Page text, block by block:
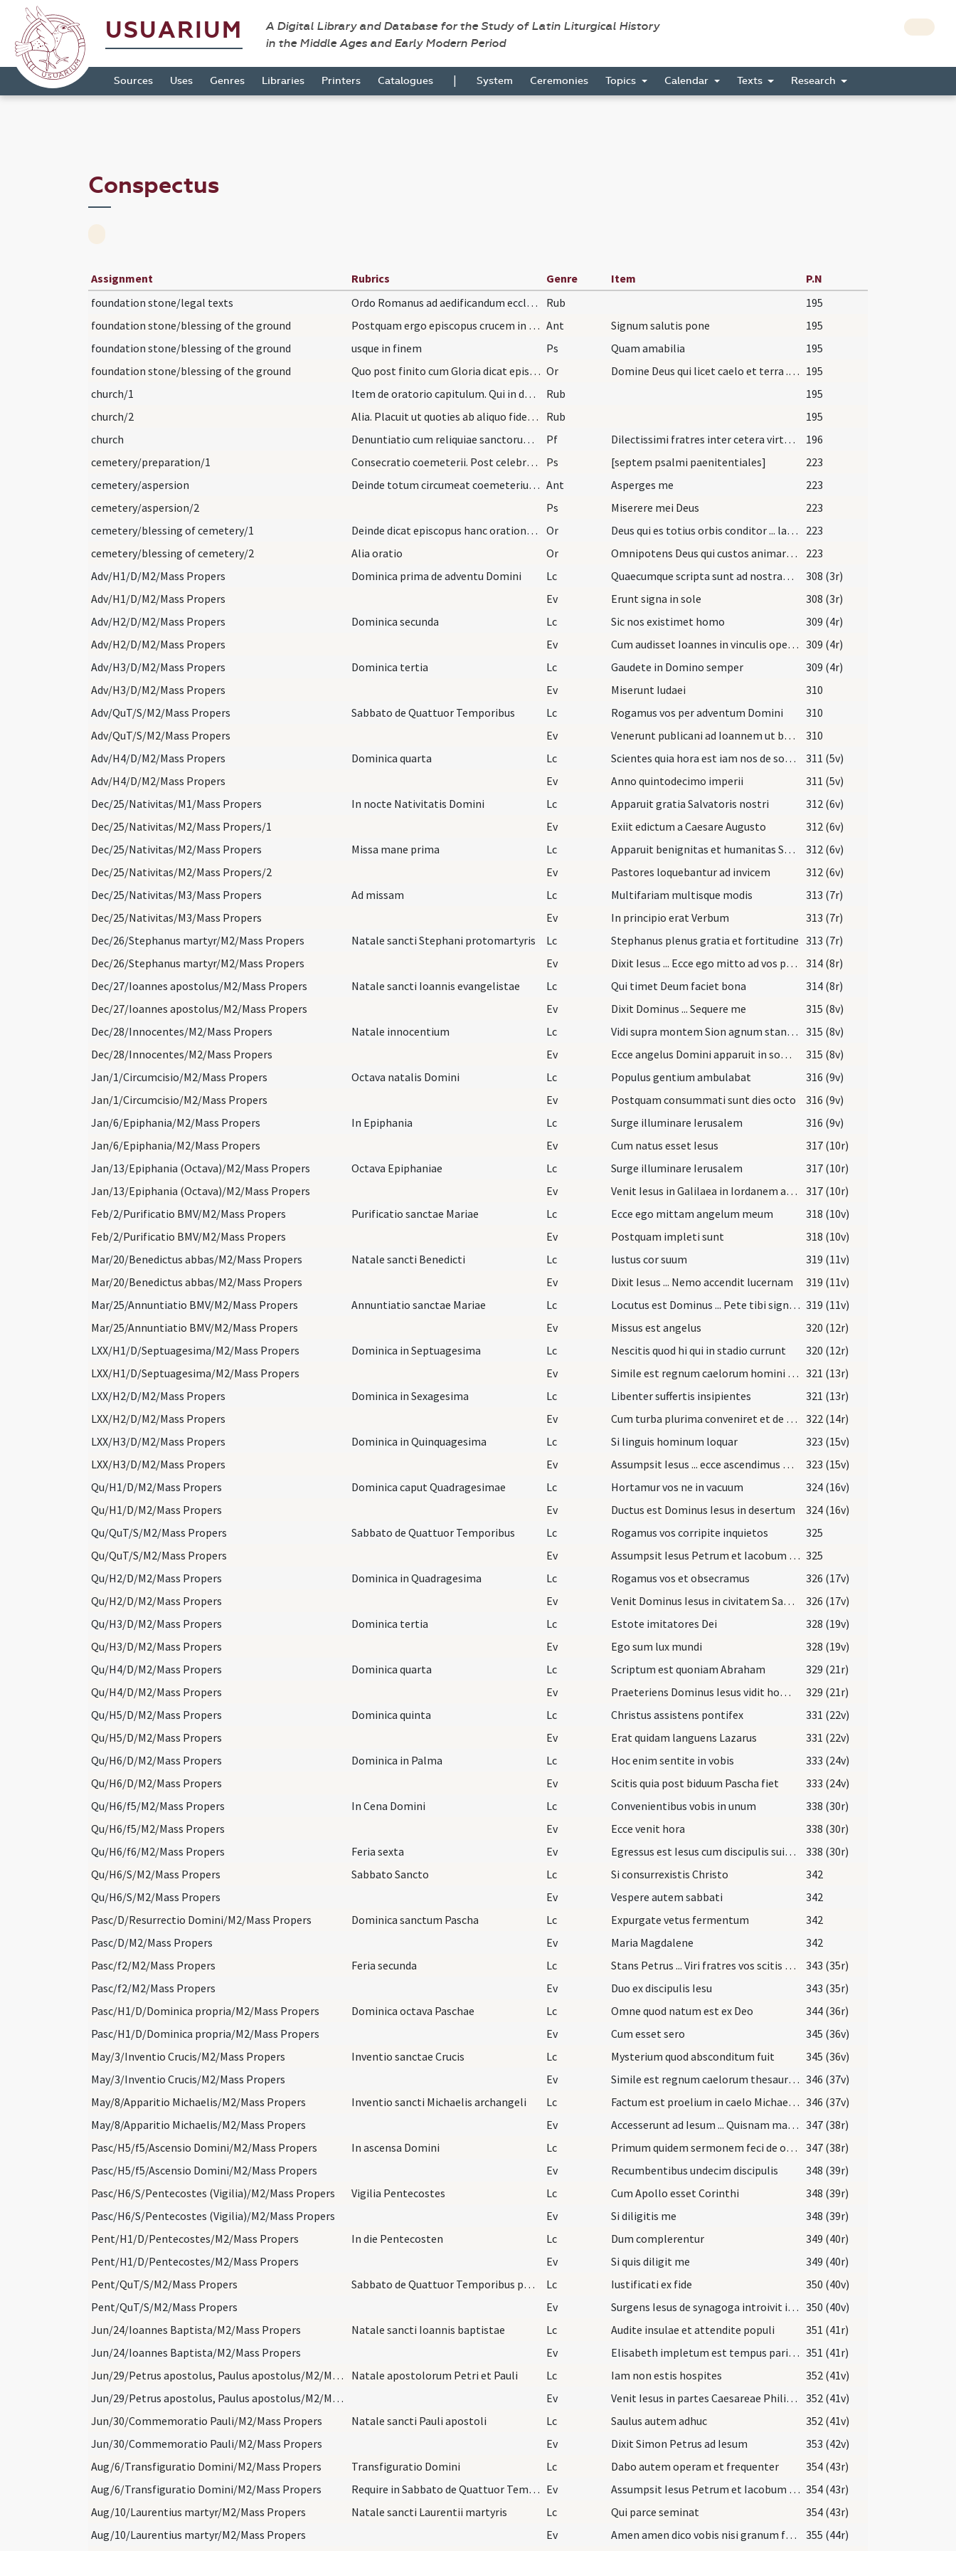
USUARIUM
A Digital Library and Database for the Study of Latin Liturgical History
in the Middle Ages and Early Modern Period
Sources Uses Genres Libraries Printers Catalogues | System Ceremonies Topics Calendar Texts Research
Conspectus
Assignment Rubrics Genre Item
P.N
foundation stone/legal texts
Ordo Romanus ad aedificandum ecclesiam. Nemo eccl… Rub
195
foundation stone/blessing of the ground
Postquam ergo episcopus crucem in loco quo altare… Ant Signum salutis pone
195
foundation stone/blessing of the ground
usque in finem Ps Quam amabilia
195
foundation stone/blessing of the ground
Quo post finito cum Gloria dicat episcopus hanc o… Or Domine Deus qui licet caelo et terra ... consequatur effectum. 195
church/1
Item de oratorio capitulum. Qui in domo sua orato… Rub
195
church/2
Alia. Placuit ut quoties ab aliquo fidelium ad co… Rub
195
church
Denuntiatio cum reliquiae sanctorum ponendae sunt. Pf Dilectissimi fratres inter cetera virtutum sollemnia ... ammonentibus non negetis.
196
cemetery/preparation/1
Consecratio coemeterii. Post celebrationem missae… Ps [septem psalmi paenitentiales]
223
cemetery/aspersion
Deinde totum circumeat coemeterium, aspergens ill… Ant Asperges me
223
cemetery/aspersion/2
Ps Miserere mei Deus
223
cemetery/blessing of cemetery/1
Deinde dicat episcopus hanc orationem: Or Deus qui es totius orbis conditor ... largitor impertire.
223
cemetery/blessing of cemetery/2
Alia oratio Or Omnipotens Deus qui custos animarum ... perennis gaudia.
223
Adv/H1/D/M2/Mass Propers
Dominica prima de adventu Domini Lc Quaecumque scripta sunt ad nostram doctrinam
308 (3r)
Adv/H1/D/M2/Mass Propers
Ev Erunt signa in sole
308 (3r)
Adv/H2/D/M2/Mass Propers
Dominica secunda Lc Sic nos existimet homo
309 (4r)
Adv/H2/D/M2/Mass Propers
Ev Cum audisset Ioannes in vinculis opera Christi 309 (4r)
Adv/H3/D/M2/Mass Propers
Dominica tertia Lc Gaudete in Domino semper
309 (4r)
Adv/H3/D/M2/Mass Propers
Ev Miserunt Iudaei
310
Adv/QuT/S/M2/Mass Propers
Sabbato de Quattuor Temporibus Lc Rogamus vos per adventum Domini
310
Adv/QuT/S/M2/Mass Propers
Ev Venerunt publicani ad Ioannem ut baptizarentur
310
Adv/H4/D/M2/Mass Propers
Dominica quarta Lc Scientes quia hora est iam nos de somno surgere
311 (5v)
Adv/H4/D/M2/Mass Propers
Ev Anno quintodecimo imperii
311 (5v)
Dec/25/Nativitas/M1/Mass Propers
In nocte Nativitatis Domini Lc Apparuit gratia Salvatoris nostri
312 (6v)
Dec/25/Nativitas/M2/Mass Propers/1
Ev Exiit edictum a Caesare Augusto
312 (6v)
Dec/25/Nativitas/M2/Mass Propers
Missa mane prima Lc Apparuit benignitas et humanitas Salvatoris nostri Dei
312 (6v)
Dec/25/Nativitas/M2/Mass Propers/2
Ev Pastores loquebantur ad invicem
312 (6v)
Dec/25/Nativitas/M3/Mass Propers
Ad missam Lc Multifariam multisque modis
313 (7r)
Dec/25/Nativitas/M3/Mass Propers
Ev In principio erat Verbum
313 (7r)
Dec/26/Stephanus martyr/M2/Mass Propers
Natale sancti Stephani protomartyris Lc Stephanus plenus gratia et fortitudine 313 (7r)
Dec/26/Stephanus martyr/M2/Mass Propers
Ev Dixit Iesus ... Ecce ego mitto ad vos prophetas
314 (8r)
Dec/27/Ioannes apostolus/M2/Mass Propers
Natale sancti Ioannis evangelistae Lc Qui timet Deum faciet bona
314 (8r)
Dec/27/Ioannes apostolus/M2/Mass Propers
Ev Dixit Dominus ... Sequere me
315 (8v)
Dec/28/Innocentes/M2/Mass Propers
Natale innocentium Lc Vidi supra montem Sion agnum stantem 315 (8v)
Dec/28/Innocentes/M2/Mass Propers
Ev Ecce angelus Domini apparuit in somnis Ioseph
315 (8v)
Jan/1/Circumcisio/M2/Mass Propers
Octava natalis Domini Lc Populus gentium ambulabat
316 (9v)
Jan/1/Circumcisio/M2/Mass Propers
Ev Postquam consummati sunt dies octo
316 (9v)
Jan/6/Epiphania/M2/Mass Propers
In Epiphania Lc Surge illuminare Ierusalem
316 (9v)
Jan/6/Epiphania/M2/Mass Propers
Ev Cum natus esset Iesus
317 (10r)
Jan/13/Epiphania (Octava)/M2/Mass Propers
Octava Epiphaniae Lc Surge illuminare Ierusalem
317 (10r)
Jan/13/Epiphania (Octava)/M2/Mass Propers
Ev Venit Iesus in Galilaea in Iordanem ad Ioannem
317 (10r)
Feb/2/Purificatio BMV/M2/Mass Propers
Purificatio sanctae Mariae Lc Ecce ego mittam angelum meum
318 (10v)
Feb/2/Purificatio BMV/M2/Mass Propers
Ev Postquam impleti sunt
318 (10v)
Mar/20/Benedictus abbas/M2/Mass Propers
Natale sancti Benedicti Lc Iustus cor suum
319 (11v)
Mar/20/Benedictus abbas/M2/Mass Propers
Ev Dixit Iesus ... Nemo accendit lucernam
319 (11v)
Mar/25/Annuntiatio BMV/M2/Mass Propers
Annuntiatio sanctae Mariae Lc Locutus est Dominus ... Pete tibi signum 319 (11v)
Mar/25/Annuntiatio BMV/M2/Mass Propers
Ev Missus est angelus
320 (12r)
LXX/H1/D/Septuagesima/M2/Mass Propers
Dominica in Septuagesima Lc Nescitis quod hi qui in stadio currunt
320 (12r)
LXX/H1/D/Septuagesima/M2/Mass Propers
Ev Simile est regnum caelorum homini patrifamilias 321 (13r)
LXX/H2/D/M2/Mass Propers
Dominica in Sexagesima Lc Libenter suffertis insipientes
321 (13r)
LXX/H2/D/M2/Mass Propers
Ev Cum turba plurima conveniret et de civitatibus
322 (14r)
LXX/H3/D/M2/Mass Propers
Dominica in Quinquagesima Lc Si linguis hominum loquar
323 (15v)
LXX/H3/D/M2/Mass Propers
Ev Assumpsit Iesus ... ecce ascendimus Hierosolymam
323 (15v)
Qu/H1/D/M2/Mass Propers
Dominica caput Quadragesimae Lc Hortamur vos ne in vacuum
324 (16v)
Qu/H1/D/M2/Mass Propers
Ev Ductus est Dominus Iesus in desertum
324 (16v)
Qu/QuT/S/M2/Mass Propers
Sabbato de Quattuor Temporibus Lc Rogamus vos corripite inquietos
325
Qu/QuT/S/M2/Mass Propers
Ev Assumpsit Iesus Petrum et Iacobum et Ioannem 325
Qu/H2/D/M2/Mass Propers
Dominica in Quadragesima Lc Rogamus vos et obsecramus
326 (17v)
Qu/H2/D/M2/Mass Propers
Ev Venit Dominus Iesus in civitatem Samariae
326 (17v)
Qu/H3/D/M2/Mass Propers
Dominica tertia Lc Estote imitatores Dei
328 (19v)
Qu/H3/D/M2/Mass Propers
Ev Ego sum lux mundi
328 (19v)
Qu/H4/D/M2/Mass Propers
Dominica quarta Lc Scriptum est quoniam Abraham
329 (21r)
Qu/H4/D/M2/Mass Propers
Ev Praeteriens Dominus Iesus vidit hominem caecum natum
329 (21r)
Qu/H5/D/M2/Mass Propers
Dominica quinta Lc Christus assistens pontifex
331 (22v)
Qu/H5/D/M2/Mass Propers
Ev Erat quidam languens Lazarus
331 (22v)
Qu/H6/D/M2/Mass Propers
Dominica in Palma Lc Hoc enim sentite in vobis
333 (24v)
Qu/H6/D/M2/Mass Propers
Ev Scitis quia post biduum Pascha fiet
333 (24v)
Qu/H6/f5/M2/Mass Propers
In Cena Domini Lc Convenientibus vobis in unum
338 (30r)
Qu/H6/f5/M2/Mass Propers
Ev Ecce venit hora
338 (30r)
Qu/H6/f6/M2/Mass Propers
Feria sexta Ev Egressus est Iesus cum discipulis suis trans torrentem Cedron
338 (30r)
Qu/H6/S/M2/Mass Propers
Sabbato Sancto Lc Si consurrexistis Christo
342
Qu/H6/S/M2/Mass Propers
Ev Vespere autem sabbati
342
Pasc/D/Resurrectio Domini/M2/Mass Propers
Dominica sanctum Pascha Lc Expurgate vetus fermentum
342
Pasc/D/M2/Mass Propers
Ev Maria Magdalene
342
Pasc/f2/M2/Mass Propers
Feria secunda Lc Stans Petrus ... Viri fratres vos scitis quod factum est verbum
343 (35r)
Pasc/f2/M2/Mass Propers
Ev Duo ex discipulis Iesu
343 (35r)
Pasc/H1/D/Dominica propria/M2/Mass Propers
Dominica octava Paschae Lc Omne quod natum est ex Deo
344 (36r)
Pasc/H1/D/Dominica propria/M2/Mass Propers
Ev Cum esset sero
345 (36v)
May/3/Inventio Crucis/M2/Mass Propers
Inventio sanctae Crucis Lc Mysterium quod absconditum fuit
345 (36v)
May/3/Inventio Crucis/M2/Mass Propers
Ev Simile est regnum caelorum thesauro abscondito in agro 346 (37v)
May/8/Apparitio Michaelis/M2/Mass Propers
Inventio sancti Michaelis archangeli Lc Factum est proelium in caelo Michael et angeli 346 (37v)
May/8/Apparitio Michaelis/M2/Mass Propers
Ev Accesserunt ad Iesum ... Quisnam maior est in regno caelorum 347 (38r)
Pasc/H5/f5/Ascensio Domini/M2/Mass Propers
In ascensa Domini Lc Primum quidem sermonem feci de omnibus
347 (38r)
Pasc/H5/f5/Ascensio Domini/M2/Mass Propers
Ev Recumbentibus undecim discipulis
348 (39r)
Pasc/H6/S/Pentecostes (Vigilia)/M2/Mass Propers
Vigilia Pentecostes Lc Cum Apollo esset Corinthi
348 (39r)
Pasc/H6/S/Pentecostes (Vigilia)/M2/Mass Propers
Ev Si diligitis me
348 (39r)
Pent/H1/D/Pentecostes/M2/Mass Propers
In die Pentecosten Lc Dum complerentur
349 (40r)
Pent/H1/D/Pentecostes/M2/Mass Propers
Ev Si quis diligit me
349 (40r)
Pent/QuT/S/M2/Mass Propers
Sabbato de Quattuor Temporibus post Pentecosten Lc Iustificati ex fide
350 (40v)
Pent/QuT/S/M2/Mass Propers
Ev Surgens Iesus de synagoga introivit in domum Simonis 350 (40v)
Jun/24/Ioannes Baptista/M2/Mass Propers
Natale sancti Ioannis baptistae Lc Audite insulae et attendite populi
351 (41r)
Jun/24/Ioannes Baptista/M2/Mass Propers
Ev Elisabeth impletum est tempus pariendi 351 (41r)
Jun/29/Petrus apostolus, Paulus apostolus/M2/Mass Propers
Natale apostolorum Petri et Pauli Lc Iam non estis hospites
352 (41v)
Jun/29/Petrus apostolus, Paulus apostolus/M2/Mass Propers
Ev Venit Iesus in partes Caesareae Philippi
352 (41v)
Jun/30/Commemoratio Pauli/M2/Mass Propers
Natale sancti Pauli apostoli Lc Saulus autem adhuc
352 (41v)
Jun/30/Commemoratio Pauli/M2/Mass Propers
Ev Dixit Simon Petrus ad Iesum
353 (42v)
Aug/6/Transfiguratio Domini/M2/Mass Propers
Transfiguratio Domini Lc Dabo autem operam et frequenter
354 (43r)
Aug/6/Transfiguratio Domini/M2/Mass Propers
Require in Sabbato de Quattuor Temporibus in hebd… Ev Assumpsit Iesus Petrum et Iacobum et Ioannem 354 (43r)
Aug/10/Laurentius martyr/M2/Mass Propers
Natale sancti Laurentii martyris Lc Qui parce seminat
354 (43r)
Aug/10/Laurentius martyr/M2/Mass Propers
Ev Amen amen dico vobis nisi granum frumenti
355 (44r)